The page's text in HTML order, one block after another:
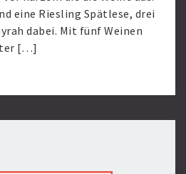
eine Riesling Spätlese, drei
dabei. Mit fünf Weinen
[…]